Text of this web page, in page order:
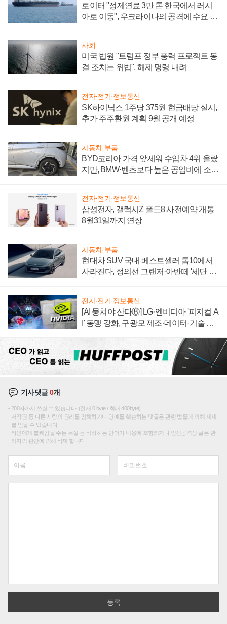
로이터 "정제연료 3만 톤 한국에서 러시
아로 이동", 우크라이나의 공격에 수요 늘
사회
미국 법원 "트럼프 정부 풍력 프로젝트 동
결 조치는 위법", 해제 명령 내려
전자·전기·정보통신
SK하이닉스 1주당 375원 현금배당 실시,
추가 주주환원 계획 9월 공개 예정
자동차·부품
BYD코리아 가격 앞세워 수입차 4위 올랐
지만, BMW·벤츠보다 높은 공임비에 소비
전자·전기·정보통신
삼성전자, 갤럭시Z 폴드8 사전예약 개통
8월31일까지 연장
자동차·부품
현대차 SUV 국내 베스트셀러 톱10에서
사라진다, 정의선 그랜저·아반떼 '세단 쌍
전자·전기·정보통신
[AI 뭉쳐야 산다⑧] LG·엔비디아 '피지컬 A
I' 동맹 강화, 구광모 제조·데이터·기술 결
기사댓글0개
200자까지 쓰실 수 있습니다. (현재 0 byte / 최대 400byte)
저작권 등 다른 사람의 권리를 침해하거나 명예를 훼손하는 댓글은 관련 법률에 의해 제재
를 받을 수 있습니다.
타인에게 불쾌감을 주는 욕설 등 비하하는 단어가 내용에 포함되거나 인신공격성 글은 관
리자의 판단에 의해 삭제 합니다.